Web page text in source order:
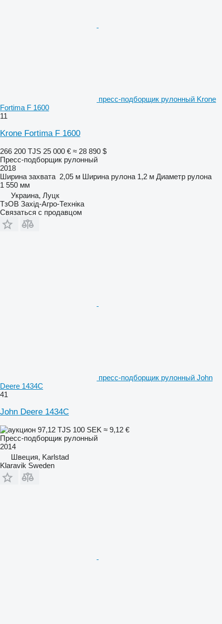
пресс-подборщик рулонный Krone
Fortima F 1600
11
Krone Fortima F 1600
266 200 TJS 25 000 € ≈ 28 890 $
Пресс-подборщик рулонный
2018
Ширина захвата 2,05 м Ширина рулона 1,2 м Диаметр рулона
1 550 мм
Украина, Луцк
ТзОВ Захід-Агро-Техніка
Связаться с продавцом
пресс-подборщик рулонный John
Deere 1434C
41
John Deere 1434C
97,12 TJS 100 SEK ≈ 9,12 €
Пресс-подборщик рулонный
2014
Швеция, Karlstad
Klaravik Sweden